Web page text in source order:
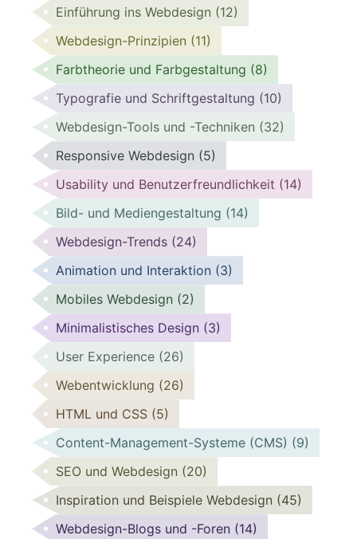
Einführung ins Webdesign (12)
Webdesign-Prinzipien (11)
Farbtheorie und Farbgestaltung (8)
Typografie und Schriftgestaltung (10)
Webdesign-Tools und -Techniken (32)
Responsive Webdesign (5)
Usability und Benutzerfreundlichkeit (14)
Bild- und Mediengestaltung (14)
Webdesign-Trends (24)
Animation und Interaktion (3)
Mobiles Webdesign (2)
Minimalistisches Design (3)
User Experience (26)
Webentwicklung (26)
HTML und CSS (5)
Content-Management-Systeme (CMS) (9)
SEO und Webdesign (20)
Inspiration und Beispiele Webdesign (45)
Webdesign-Blogs und -Foren (14)